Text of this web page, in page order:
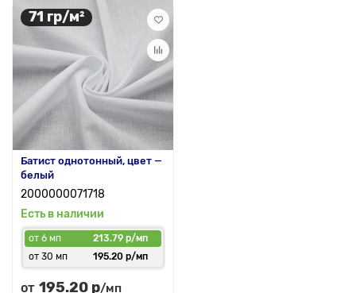
71 гр/м²
Батист однотонный, цвет —
белый
2000000071718
Есть в наличии
от 6 мп
213.79 р/мп
от 30 мп
195.20 р/мп
от 195.20 р/мп